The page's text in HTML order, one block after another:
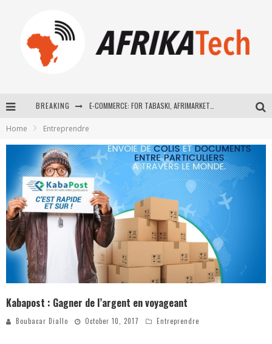
BREAKING
New to online sports betting? Consider These Tips to Play Your First Online Sports Betting Successfully
How Technology Has Changed Sports
Home Entreprendre
Kabapost : Gagner de l’argent en voyageant
Boubacar Diallo October 10, 2017 Entreprendre